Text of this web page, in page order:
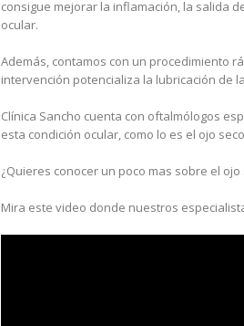
consigue mejorar la inflamación, la salida
ocular.
Además, contamos con un procedimiento
intervención potencializa la lubricación de
Clínica Sancho cuenta con oftalmólogos
esta condición ocular, como lo es el ojo
¿Quieres conocer un poco mas sobre el
Mira este video donde nuestros